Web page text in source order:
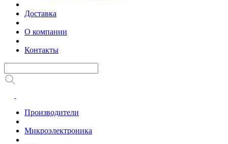
Доставка
О компании
Контакты
Производители
Микроэлектроника